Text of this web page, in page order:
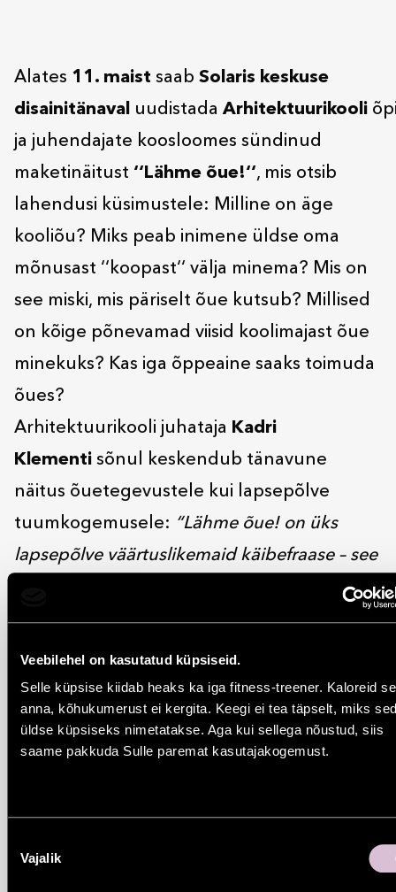
Veebilehel on kasutatud küpsiseid.
Selle küpsise kiidab heaks ka iga fitness-treener. Kaloreid
anna, kõhukumerust ei kergita. Keegi ei tea täpselt, miks
üldse küpsiseks nimetatakse. Aga kui sellega nõustud, siis
saame pakkuda Sulle paremat kasutajakogemust.
valik
Vajalik
Alates 11. maist saab Solaris keskuse
disainitänaval uudistada Arhitektuurikooli
ja juhendajate koosloomes sündinud
maketinäitust ‘‘Lähme õue!‘‘, mis otsib
lahendusi küsimustele: Milline on äge
kooliõu? Miks peab inimene üldse oma
mõnusast ‘‘koopast‘‘ välja minema? Mis on
see miski, mis päriselt õue kutsub? Millised
on kõige põnevamad viisid koolimajast õue
minekuks? Kas iga õppeaine saaks toimuda
õues?
Arhitektuurikooli juhataja Kadri
Klementi sõnul keskendub tänavune
näitus õuetegevustele kui lapsepõlve
tuumkogemusele: “Lähme õue! on üks
lapsepõlve väärtuslikemaid käibefraase – see
toob kokku sõbrad, liikumise ja värskes õhus
viibimise. Neis kahes lühikeses sõnas on nii
palju seikluseid, tundeid ja kogemusi, mida
ei taba vist pea ükski teine üleskutse! Paraku
paistab, et suureks kasvades läheb see meil
hoopiski meelest ja näiteks linnaruumi